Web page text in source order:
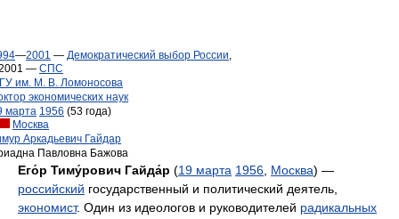
—2001 — Демократический выбор России,
— СПС
им. М. В. Ломоносова
экономических наук
марта 1956 (53 года)
Москва
Аркадьевич Гайдар
Павловна Бажова
Его́р Тиму́рович Гайда́р (19 марта 1956 Москва) —
российский государственный и политический деятель,
экономист. Один из идеологов и руководителей радикальных